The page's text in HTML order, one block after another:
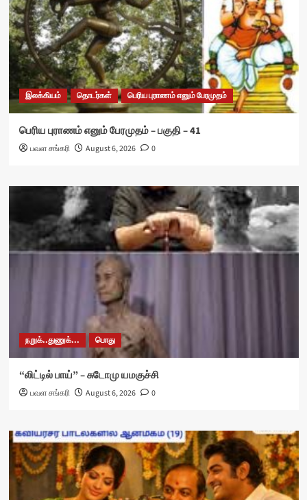
இலக்கியம் தொடர்கள் பெரிய புராணம் எனும் பேரமுதம்
பெரிய புராணம் எனும் பேரமுதம் – பகுதி – 41
பவள சங்கரி August 6, 2026 0
நறுக்..துணுக்... பொது
“லிட்டில் பாய்” – சுடோமு யமகுச்சி
பவள சங்கரி August 6, 2026 0